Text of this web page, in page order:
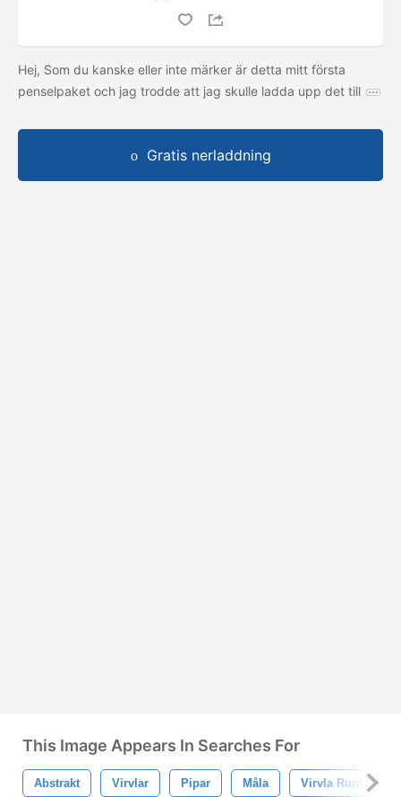
Hej, Som du kanske eller inte märker är detta mitt första
penselpaket och jag trodde att jag skulle ladda upp det till
Gratis nerladdning
This Image Appears In Searches For
Abstrakt Virvlar Pipar Måla Virvla Runt